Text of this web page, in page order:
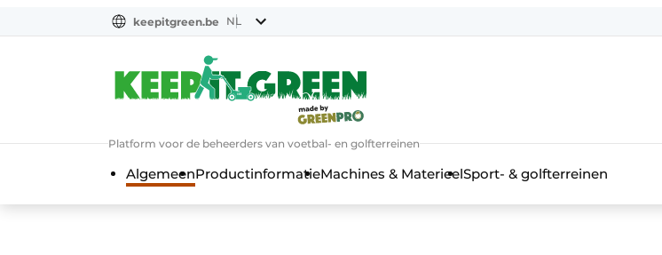
keepitgreen.be NL
Platform voor de beheerders van voetbal- en golfterreinen
AlgemeenProductinformatieMachines & MaterieelSport- & golfterreinen